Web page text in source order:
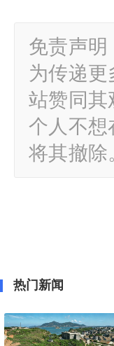
免责声明
为传递
站赞同其
个人不想
将其撤除
热门新闻